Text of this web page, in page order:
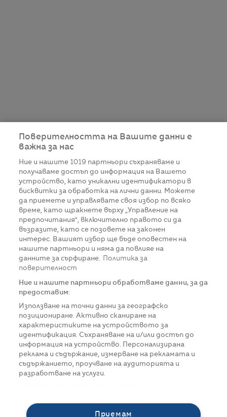
Поверителността на Вашите данни е
важна за нас
Ние и нашите 1019 партньори съхраняваме и
получаваме достъп до информация на Вашето
устройство, като уникални идентификатори в
бисквитки за обработка на лични данни. Можете
да приемете и управлявате своя избор по всяко
време, като щракнете върху „Управление на
предпочитания“, включително правото си да
възразите, като се позовете на законен
интерес. Вашият избор ще бъде оповестен на
нашите партньори и няма да повлияе на
данните за сърфиране.
Политика за
поверителност
Ние и нашите партньори обработваме данни, за да
предоставим:
Използване на точни данни за географско
позициониране. Активно сканиране на
характеристиките на устройството за
идентификация. Съхраняване на и/или достъп до
информация на устройство. Персонализирана
реклама и съдържание, измерване на рекламата и
съдържанието, проучване на аудиторията и
разработване на услуги.
Приемам